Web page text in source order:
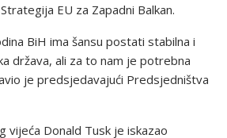
EU za Zapadni Balkan.
BiH ima šansu postati stabilna i
država, ali za to nam je potrebna
je predsjedavajući Predsjedništva
vijeća Donald Tusk je iskazao